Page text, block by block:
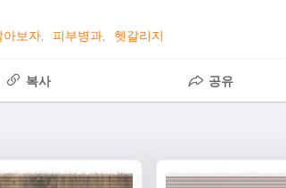
아보자 피부병과 헷갈리지
복사 공유